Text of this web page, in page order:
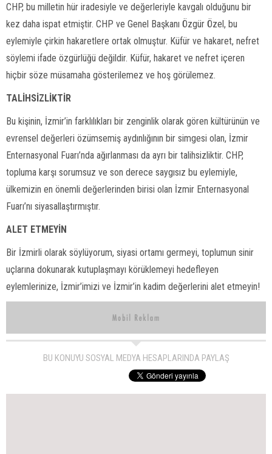
CHP, bu milletin hür iradesiyle ve değerleriyle kavgalı olduğunu bir
kez daha ispat etmiştir. CHP ve Genel Başkanı Özgür Özel, bu
eylemiyle çirkin hakaretlere ortak olmuştur. Küfür ve hakaret, nefret
söylemi ifade özgürlüğü değildir. Küfür, hakaret ve nefret içeren
hiçbir söze müsamaha gösterilemez ve hoş görülemez.
TALİHSİZLİKTİR
Bu kişinin, İzmir’in farklılıkları bir zenginlik olarak gören kültürünün ve
evrensel değerleri özümsemiş aydınlığının bir simgesi olan, İzmir
Enternasyonal Fuarı’nda ağırlanması da ayrı bir talihsizliktir. CHP,
topluma karşı sorumsuz ve son derece saygısız bu eylemiyle,
ülkemizin en önemli değerlerinden birisi olan İzmir Enternasyonal
Fuarı’nı siyasallaştırmıştır.
ALET ETMEYİN
Bir İzmirli olarak söylüyorum, siyasi ortamı germeyi, toplumun sinir
uçlarına dokunarak kutuplaşmayı körüklemeyi hedefleyen
eylemlerinize, İzmir’imizi ve İzmir’in kadim değerlerini alet etmeyin!
BU KONUYU SOSYAL MEDYA HESAPLARINDA PAYLAŞ